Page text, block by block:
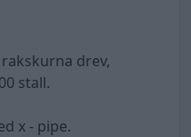
drev,
stall.
x - pipe.